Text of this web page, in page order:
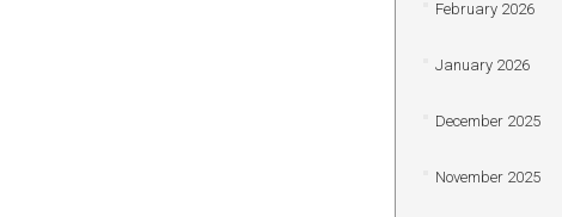
February 2026
January 2026
December 2025
November 2025